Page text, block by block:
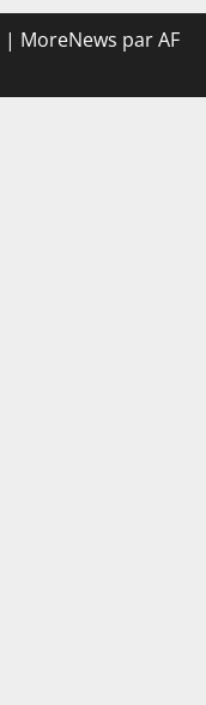
| MoreNews par AF